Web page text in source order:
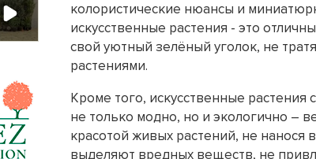
колористические нюансы и
искусственные растения - это
свой уютный зелёный уголок, не
растениями.
Кроме того, искусственные растения
не только модно, но и экологично –
красотой живых растений, не
выделяют вредных веществ, не